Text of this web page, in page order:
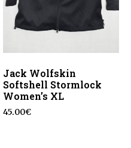
Jack Wolfskin
Softshell Stormlock
Women’s XL
45.00€